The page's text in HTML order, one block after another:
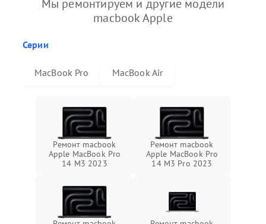
Мы ремонтируем и другие модели
macbook Apple
Серии
MacBook Pro MacBook Air
Ремонт macbook
Apple MacBook Pro
14 M3 2023
Ремонт macbook
Apple MacBook Pro
14 M3 Pro 2023